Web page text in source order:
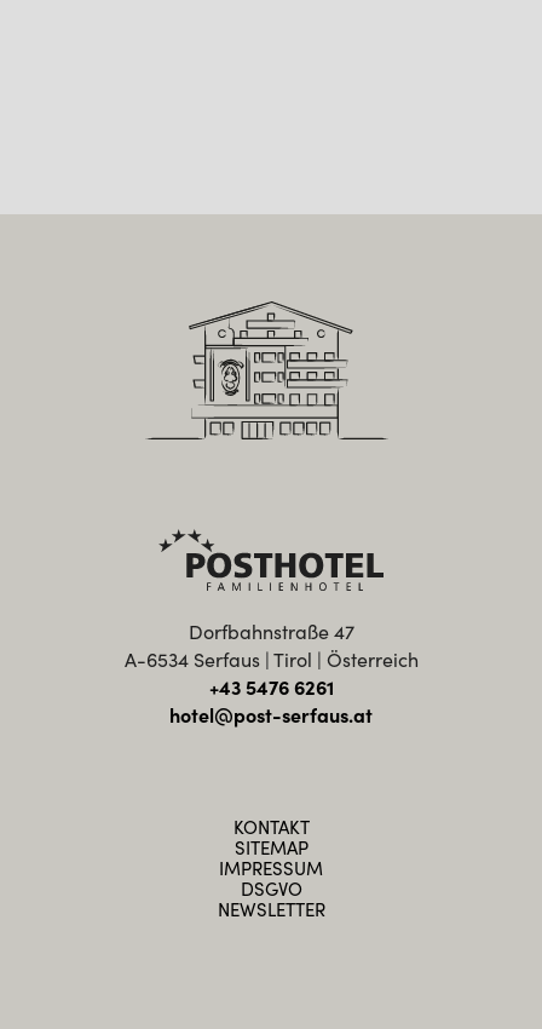
KONTAKT
SITEMAP
IMPRESSUM
DSGVO
NEWSLETTER
Dorfbahnstraße 47
A-6534 Serfaus | Tirol | Österreich
+43 5476 6261
hotel@post-serfaus.at